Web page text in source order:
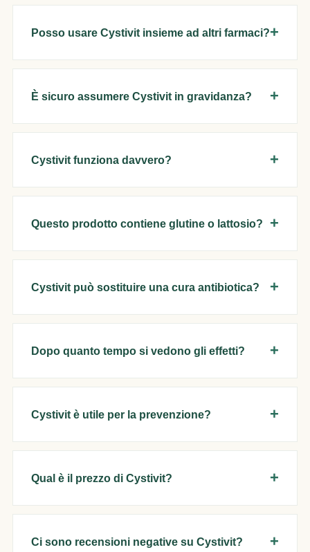
Posso usare Cystivit insieme ad altri farmaci?
È sicuro assumere Cystivit in gravidanza?
Cystivit funziona davvero?
Questo prodotto contiene glutine o lattosio?
Cystivit può sostituire una cura antibiotica?
Dopo quanto tempo si vedono gli effetti?
Cystivit è utile per la prevenzione?
Qual è il prezzo di Cystivit?
Ci sono recensioni negative su Cystivit?